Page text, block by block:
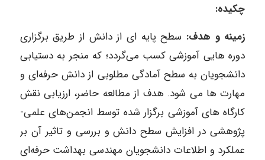
چکیده:
زمینه و هدف: سطح پایه‌ ای از دانش از طریق برگزاری
دوره‌ هایی آموزشی کسب می‌گردد؛ که منجر به دستیابی
دانشجویان به سطح آمادگی مطلوبی از دانش حرفه‌ای و
مهارت‌ ها می شود. هدف از مطالعه حاضر، ارزیابی نقش
کارگاه های آموزشی برگزار شده توسط انجمن‌های علمی-
پژوهشی در افزایش سطح دانش و بررسی و تاثیر آن بر
عملکرد و اطلاعات دانشجویان مهندسی بهداشت حرفه‌ای